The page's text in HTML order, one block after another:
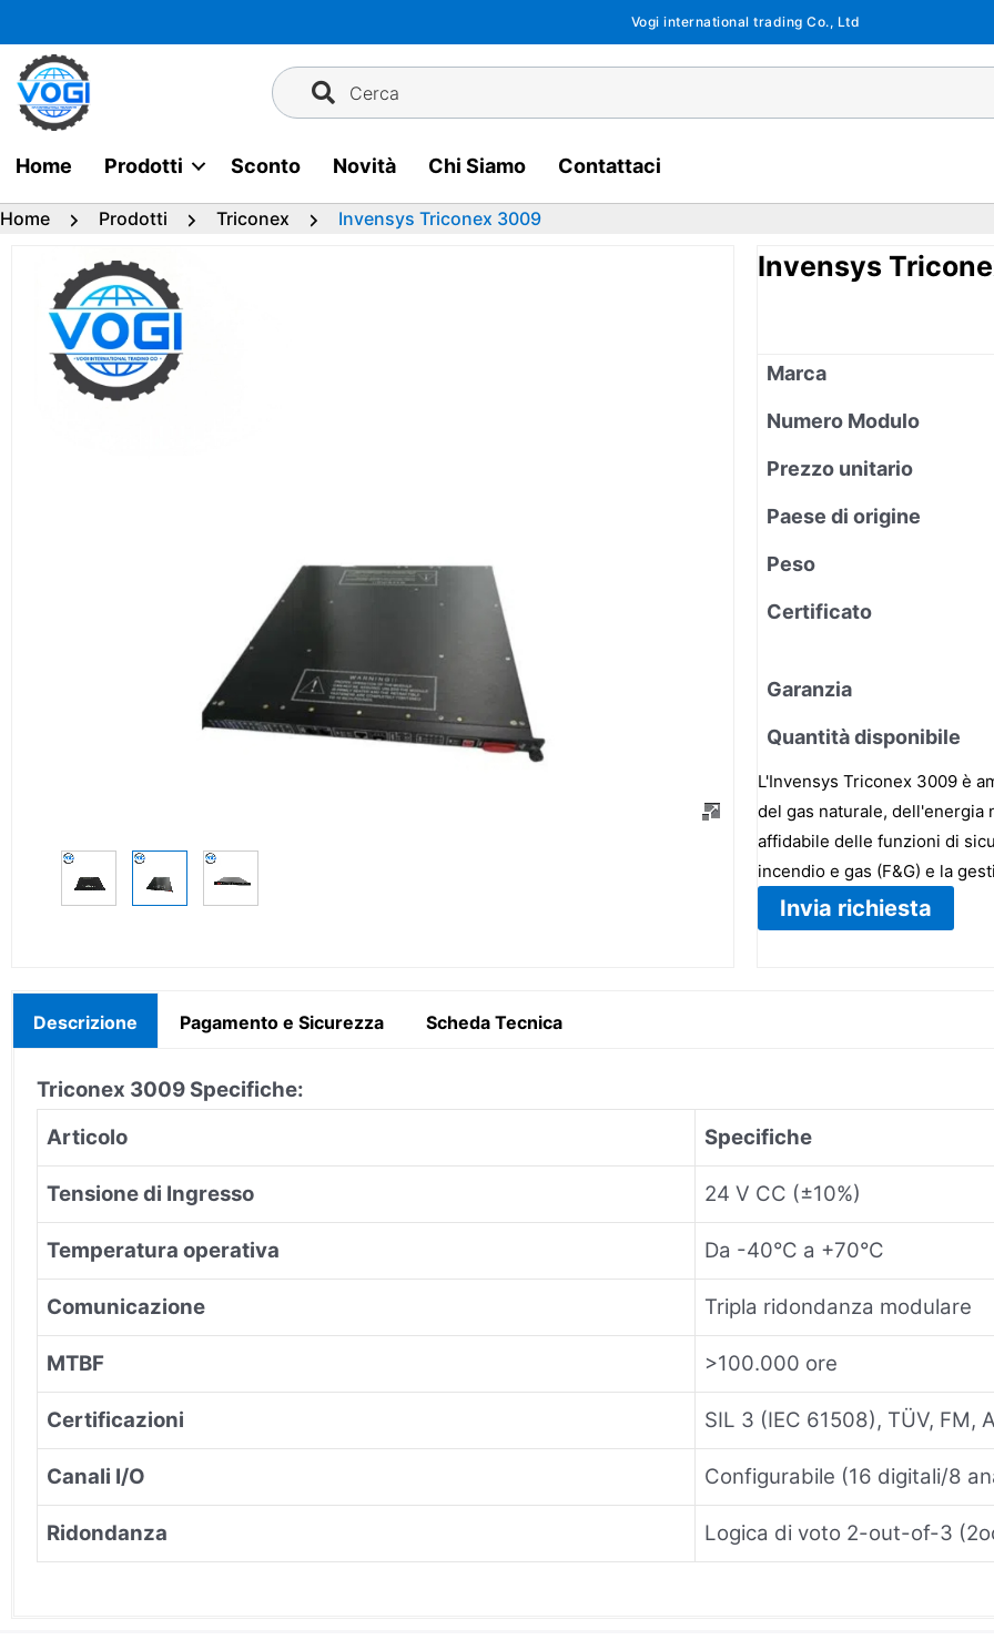
al
contenuto
Vogi international trading Co., Ltd
Cerca
Home Prodotti Sconto Novità Chi Siamo Contattaci
Home Prodotti Triconex Invensys Triconex 3009
Invensys
Marca
Numero Modulo
Prezzo unitario
Paese di origine
Peso
Certificato
Garanzia
Quantità disponibile
L'Invensys Triconex 3009 è
del gas naturale,
affidabile delle funzioni di
incendio e gas (F&G) e la
Invia richiesta
Descrizione Pagamento e Sicurezza Scheda Tecnica
Triconex 3009 Specifiche:
Articolo
Specifiche
Tensione di Ingresso 24 V CC (±10%)
Temperatura operativa Da -40°C a +70°C
Comunicazione Tripla ridondanza modulare
MTBF >100.000 ore
Certificazioni SIL 3 (IEC 61508), TÜV, FM,
Canali I/O Configurabile (16 digitali/8
Ridondanza Logica di voto 2-out-of-3